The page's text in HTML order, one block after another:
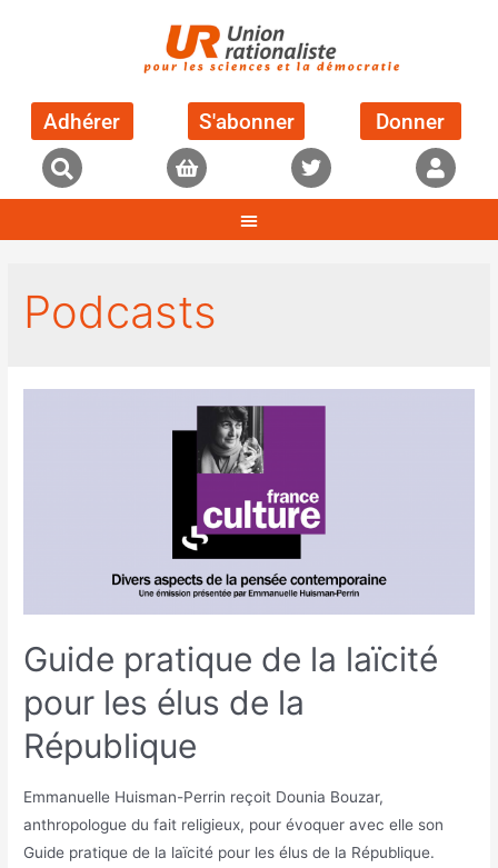
Adhérer S'abonner Donner
Podcasts
Guide pratique de la laïcité
pour les élus de la
République
Emmanuelle Huisman-Perrin reçoit Dounia Bouzar,
anthropologue du fait religieux, pour évoquer avec elle son
Guide pratique de la laïcité pour les élus de la République.